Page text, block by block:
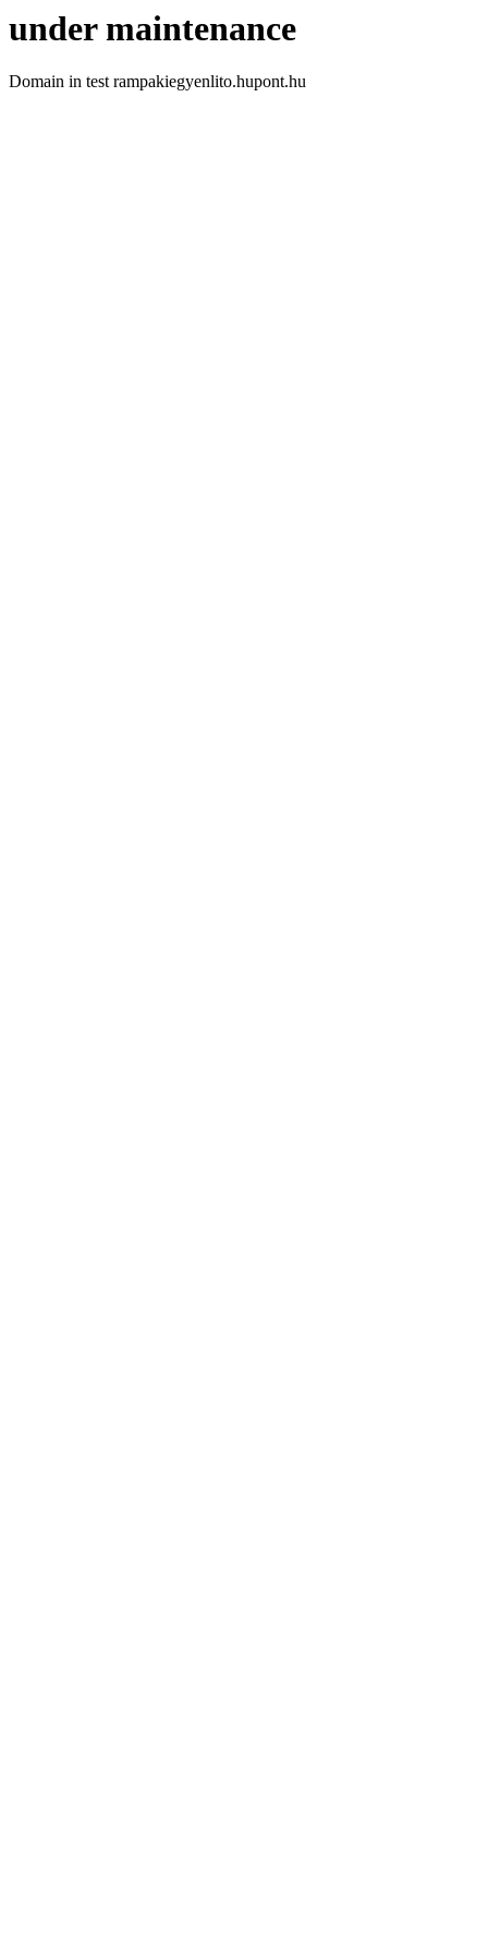
under maintenance
Domain in test rampakiegyenlito.hupont.hu